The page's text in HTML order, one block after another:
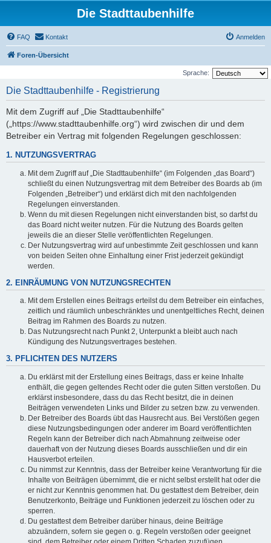
Die Stadttaubenhilfe
FAQ Kontakt Anmelden
Foren-Übersicht
Sprache:
Die Stadttaubenhilfe - Registrierung
Mit dem Zugriff auf „Die Stadttaubenhilfe“
(„https://www.stadttaubenhilfe.org“) wird zwischen dir und dem
Betreiber ein Vertrag mit folgenden Regelungen geschlossen:
1. NUTZUNGSVERTRAG
Mit dem Zugriff auf „Die Stadttaubenhilfe“ (im Folgenden „das Board“)
schließt du einen Nutzungsvertrag mit dem Betreiber des Boards ab (im
Folgenden „Betreiber“) und erklärst dich mit den nachfolgenden
Regelungen einverstanden.
Wenn du mit diesen Regelungen nicht einverstanden bist, so darfst du
das Board nicht weiter nutzen. Für die Nutzung des Boards gelten
jeweils die an dieser Stelle veröffentlichten Regelungen.
Der Nutzungsvertrag wird auf unbestimmte Zeit geschlossen und kann
von beiden Seiten ohne Einhaltung einer Frist jederzeit gekündigt
werden.
2. EINRÄUMUNG VON NUTZUNGSRECHTEN
Mit dem Erstellen eines Beitrags erteilst du dem Betreiber ein einfaches,
zeitlich und räumlich unbeschränktes und unentgeltliches Recht, deinen
Beitrag im Rahmen des Boards zu nutzen.
Das Nutzungsrecht nach Punkt 2, Unterpunkt a bleibt auch nach
Kündigung des Nutzungsvertrages bestehen.
3. PFLICHTEN DES NUTZERS
Du erklärst mit der Erstellung eines Beitrags, dass er keine Inhalte
enthält, die gegen geltendes Recht oder die guten Sitten verstoßen. Du
erklärst insbesondere, dass du das Recht besitzt, die in deinen
Beiträgen verwendeten Links und Bilder zu setzen bzw. zu verwenden.
Der Betreiber des Boards übt das Hausrecht aus. Bei Verstößen gegen
diese Nutzungsbedingungen oder anderer im Board veröffentlichten
Regeln kann der Betreiber dich nach Abmahnung zeitweise oder
dauerhaft von der Nutzung dieses Boards ausschließen und dir ein
Hausverbot erteilen.
Du nimmst zur Kenntnis, dass der Betreiber keine Verantwortung für die
Inhalte von Beiträgen übernimmt, die er nicht selbst erstellt hat oder die
er nicht zur Kenntnis genommen hat. Du gestattest dem Betreiber, dein
Benutzerkonto, Beiträge und Funktionen jederzeit zu löschen oder zu
sperren.
Du gestattest dem Betreiber darüber hinaus, deine Beiträge
abzuändern, sofern sie gegen o. g. Regeln verstoßen oder geeignet